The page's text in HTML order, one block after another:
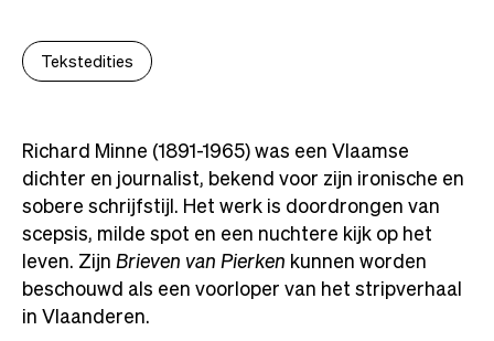
Tekstedities
Richard Minne (1891-1965) was een Vlaamse
dichter en journalist, bekend voor zijn ironische en
sobere schrijfstijl. Het werk is doordrongen van
scepsis, milde spot en een nuchtere kijk op het
leven. ZijnBrieven van Pierken kunnen worden
beschouwd als een voorloper van het stripverhaal
in Vlaanderen.